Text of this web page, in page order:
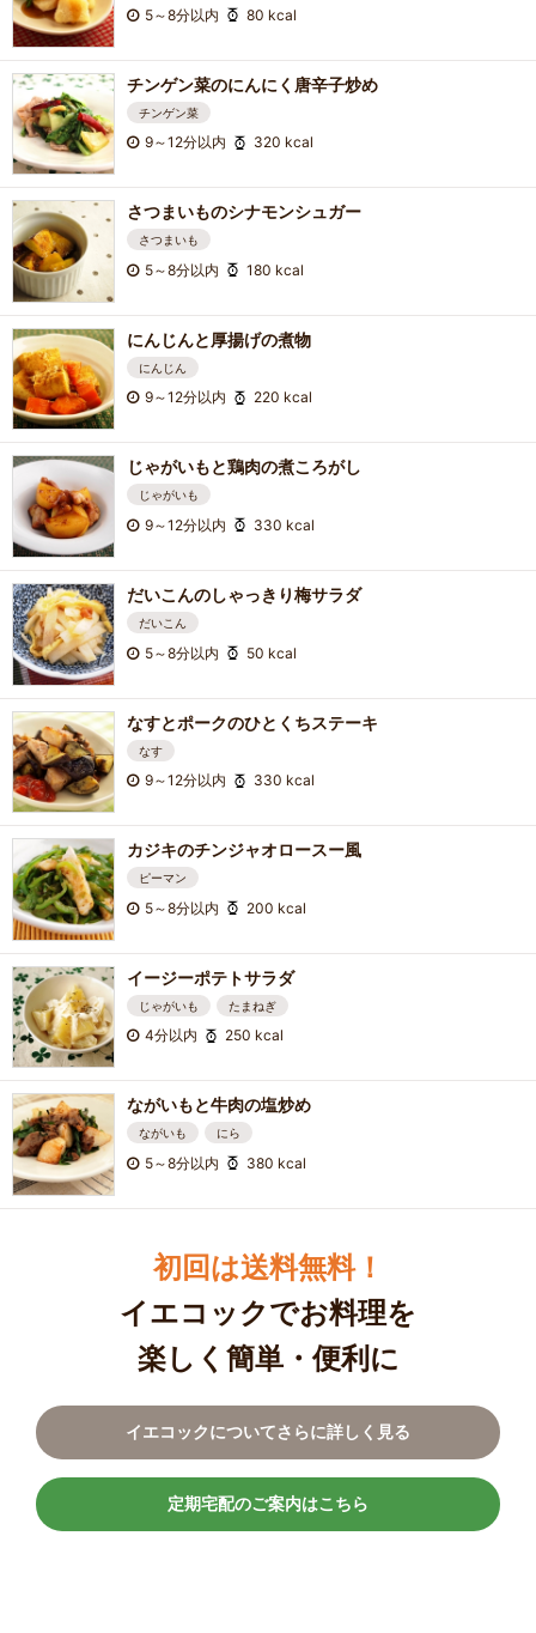
5～8分以内 80 kcal
チンゲン菜のにんにく唐辛子炒め
チンゲン菜
9～12分以内 320 kcal
さつまいものシナモンシュガー
さつまいも
5～8分以内 180 kcal
にんじんと厚揚げの煮物
にんじん
9～12分以内 220 kcal
じゃがいもと鶏肉の煮ころがし
じゃがいも
9～12分以内 330 kcal
だいこんのしゃっきり梅サラダ
だいこん
5～8分以内 50 kcal
なすとポークのひとくちステーキ
なす
9～12分以内 330 kcal
カジキのチンジャオロースー風
ピーマン
5～8分以内 200 kcal
イージーポテトサラダ
じゃがいも たまねぎ
4分以内 250 kcal
ながいもと牛肉の塩炒め
ながいも にら
5～8分以内 380 kcal
初回は送料無料！
イエコックでお料理を
楽しく簡単・便利に
イエコックについてさらに詳しく見る
定期宅配のご案内はこちら